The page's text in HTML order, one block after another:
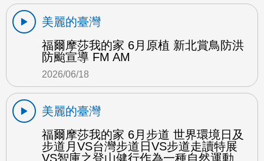
美麗的臺灣
福爾摩莎我的家 6月原植 新北賞鳥防洪
防颱宣導 FM AM
2026/06/18
美麗的臺灣
福爾摩莎我的家 6月步道 世界環境日及
步道月VS台灣步道日VS步道走讀特展
VS智庫之登山健行作為一種自然運動